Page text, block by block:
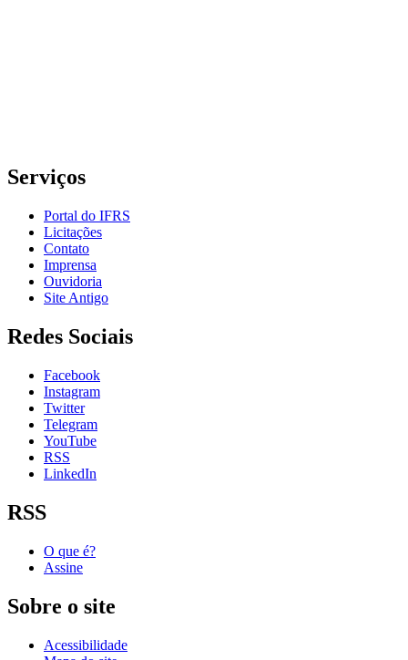
Serviços
Portal do IFRS
Licitações
Contato
Imprensa
Ouvidoria
Site Antigo
Redes Sociais
Facebook
Instagram
Twitter
Telegram
YouTube
RSS
LinkedIn
RSS
O que é?
Assine
Sobre o site
Acessibilidade